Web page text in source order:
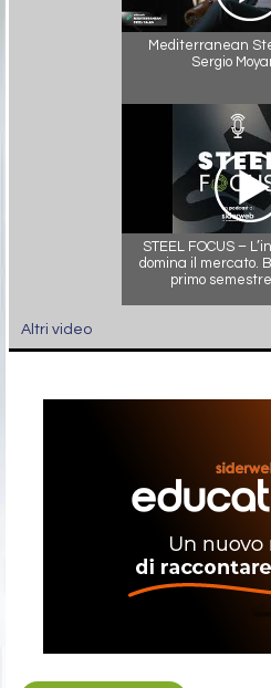
Mediterranean
Sergio
STEEL FOCUS –
domina il mercato.
primo
Altri video